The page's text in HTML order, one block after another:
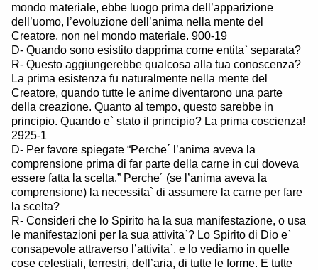
mondo materiale, ebbe luogo prima dell’apparizione
dell’uomo, l’evoluzione dell’anima nella mente del
Creatore, non nel mondo materiale. 900-19
D- Quando sono esistito dapprima come entita` separata?
R- Questo aggiungerebbe qualcosa alla tua conoscenza?
La prima esistenza fu naturalmente nella mente del
Creatore, quando tutte le anime diventarono una parte
della creazione. Quanto al tempo, questo sarebbe in
principio. Quando e` stato il principio? La prima coscienza!
2925-1
D- Per favore spiegate “Perche´ l’anima aveva la
comprensione prima di far parte della carne in cui doveva
essere fatta la scelta.” Perche´ (se l’anima aveva la
comprensione) la necessita` di assumere la carne per fare
la scelta?
R- Consideri che lo Spirito ha la sua manifestazione, o usa
le manifestazioni per la sua attivita`? Lo Spirito di Dio e`
consapevole attraverso l’attivita`, e lo vediamo in quelle
cose celestiali, terrestri, dell’aria, di tutte le forme. E tutte